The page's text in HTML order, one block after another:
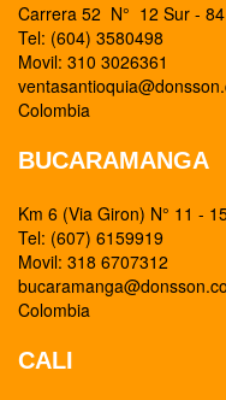
Carrera 52 N° 12 Sur - 84
Tel: (604) 3580498
Movil: 310 3026361
Colombia
BUCARAMANGA
Km 6 (Via Giron) N° 11 -
Tel: (607) 6159919
Movil: 318 6707312
Colombia
CALI